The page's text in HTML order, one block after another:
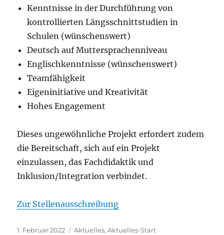
Kenntnisse in der Durchführung von
kontrollierten Längsschnittstudien in
Schulen (wünschenswert)
Deutsch auf Muttersprachenniveau
Englischkenntnisse (wünschenswert)
Teamfähigkeit
Eigeninitiative und Kreativität
Hohes Engagement
Dieses ungewöhnliche Projekt erfordert zudem
die Bereitschaft, sich auf ein Projekt
einzulassen, das Fachdidaktik und
Inklusion/Integration verbindet.
Zur Stellenausschreibung
Veröffentlicht
1. Februar 2022 Kategorien
Aktuelles,Aktuelles-Start